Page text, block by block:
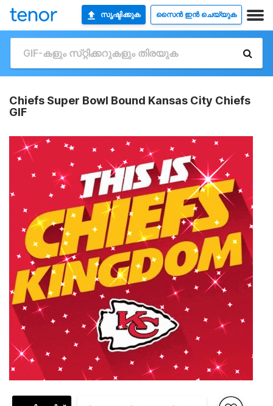
സൃഷ്ടിക്കുക സൈൻ ഇൻ ചെയ്യുക
Chiefs Super Bowl Bound Kansas City Chiefs
GIF